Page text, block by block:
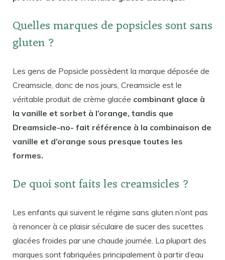
Quelles marques de popsicles sont sans
gluten ?
Les gens de Popsicle possèdent la marque déposée de
Creamsicle, donc de nos jours, Creamsicle est le
véritable produit de crème glacée combinant glace à
la vanille et sorbet à l’orange, tandis que
Dreamsicle-no- fait référence à la combinaison de
vanille et d’orange sous presque toutes les
formes.
De quoi sont faits les creamsicles ?
Les enfants qui suivent le régime sans gluten n’ont pas
à renoncer à ce plaisir séculaire de sucer des sucettes
glacées froides par une chaude journée. La plupart des
marques sont fabriquées principalement à partir d’eau